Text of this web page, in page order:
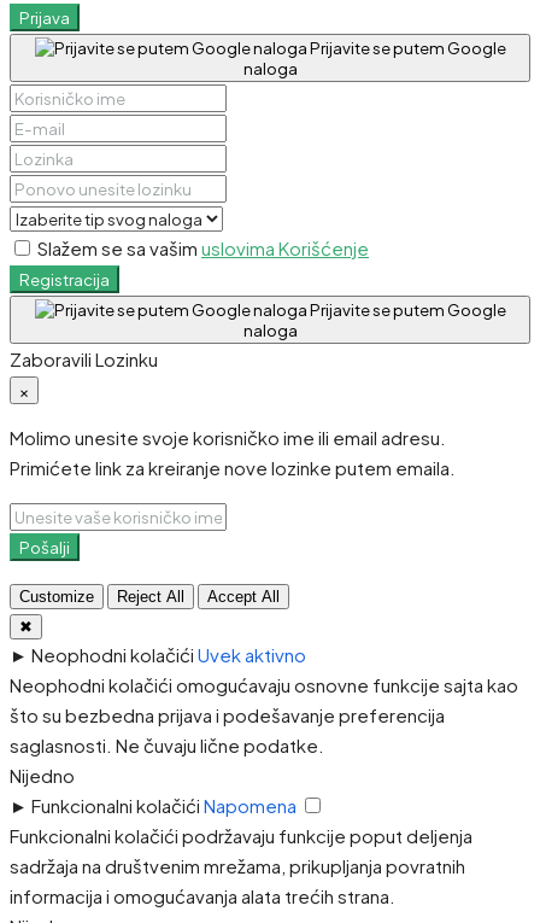
Prijava
Prijavite se putem Google
naloga
Slažem se sa vašim uslovima Korišćenje
Registracija
Prijavite se putem Google
naloga
Zaboravili Lozinku
×
Molimo unesite svoje korisničko ime ili email adresu.
Primićete link za kreiranje nove lozinke putem emaila.
Pošalji
Customize Reject All
Accept All
✖
► Neophodni kolačići Uvek aktivno
Neophodni kolačići omogućavaju osnovne funkcije sajta kao
što su bezbedna prijava i podešavanje preferencija
saglasnosti. Ne čuvaju lične podatke.
Nijedno
► Funkcionalni kolačići Napomena
Funkcionalni kolačići podržavaju funkcije poput deljenja
sadržaja na društvenim mrežama, prikupljanja povratnih
informacija i omogućavanja alata trećih strana.